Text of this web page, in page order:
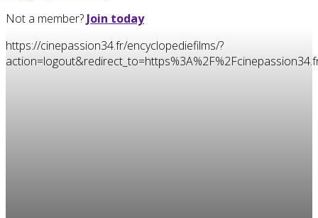
Not a member? Join today
https://cinepassion34.fr/encyclopediefilms/?